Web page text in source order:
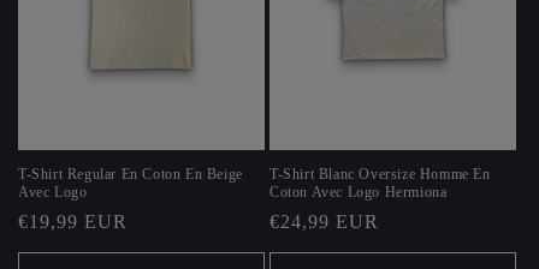
T-Shirt Regular En Coton En Beige
Avec Logo
Prix
habituel
€19,99 EUR
T-Shirt Blanc Oversize Homme En
Coton Avec Logo Hermiona
Prix
habituel
€24,99 EUR